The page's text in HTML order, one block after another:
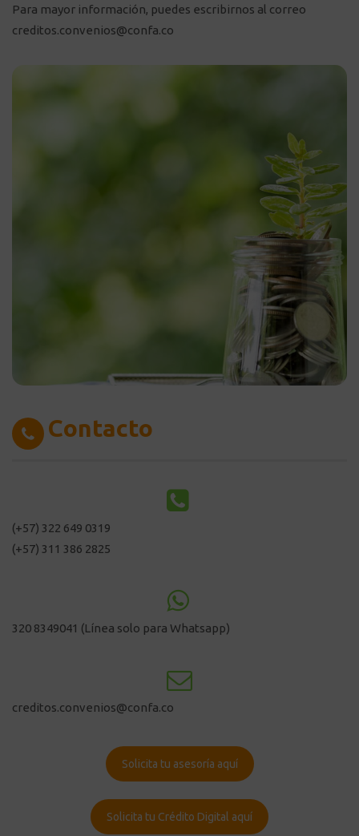
Para mayor información, puedes escribirnos al correo
creditos.convenios@confa.co
Contacto
(+57) 322 649 0319
(+57) 311 386 2825
320 8349041 (Línea solo para Whatsapp)
creditos.convenios@confa.co
Solicita tu asesoría aquí
Solicita tu Crédito Digital aquí